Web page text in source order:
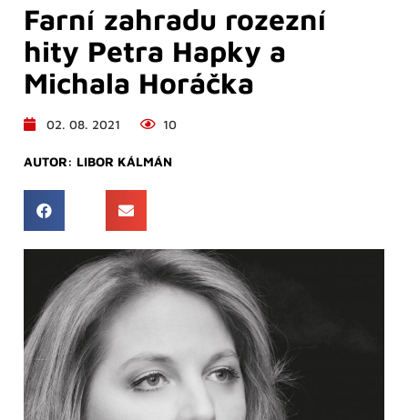
Farní zahradu rozezní
hity Petra Hapky a
Michala Horáčka
02. 08. 2021 10
AUTOR: LIBOR KÁLMÁN